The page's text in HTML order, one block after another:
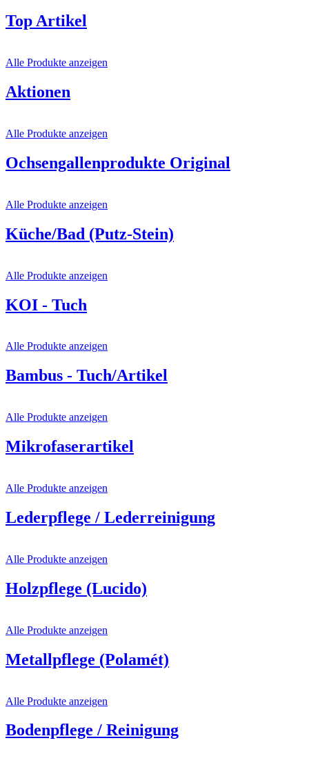
Top Artikel
Alle Produkte anzeigen
Aktionen
Alle Produkte anzeigen
Ochsengallenprodukte Original
Alle Produkte anzeigen
Küche/Bad (Putz-Stein)
Alle Produkte anzeigen
KOI - Tuch
Alle Produkte anzeigen
Bambus - Tuch/Artikel
Alle Produkte anzeigen
Mikrofaserartikel
Alle Produkte anzeigen
Lederpflege / Lederreinigung
Alle Produkte anzeigen
Holzpflege (Lucido)
Alle Produkte anzeigen
Metallpflege (Polamét)
Alle Produkte anzeigen
Bodenpflege / Reinigung